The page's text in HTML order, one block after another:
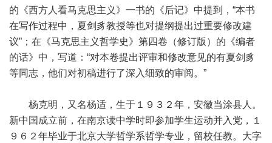
的《西方人看马克思主义》一书的《后记》中提到，“本书
在写作过程中，夏剑豸教授等也对提纲提出过重要修改建
议”；在《马克思主义哲学史》第四卷（修订版）的《编者
的话》中，写道：“对本卷提出评审和修改意见的有夏剑豸
等同志，他们对初稿进行了深入细致的审阅。”
杨克明，又名杨适，生于１９３２年，安徽当涂县人。
新中国成立前，在南京读中学时即参加学生运动并入党，１
９６２年毕业于北京大学哲学系哲学专业，留校任教。大字